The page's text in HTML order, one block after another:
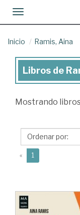
Toggle navigation
Inicio Ramis, Aina
Libros
Ramis,
Libros de
Mostrando
« 1